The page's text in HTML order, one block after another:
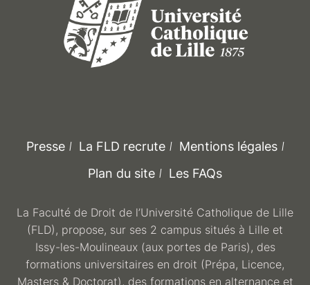
Presse La FLD recrute
Mentions légales
Plan du site
Les FAQs
La Faculté de Droit de l’Université Catholique de Lille
(FLD), propose, sur ses 2 campus situés à Lille et
Issy-les-Moulineaux (aux portes de Paris), des
formations universitaires en droit (Prépa, Licence,
Masters & Doctorat), des formations en alternance et